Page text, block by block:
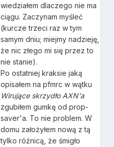
wiedziałem dlaczego nie ma
ciągu. Zaczynam myśleć
(kurcze trzeci raz w tym
samym dniu; miejmy nadzieję,
że nic złego mi się przez to
nie stanie).
Po ostatniej kraksie jaką
opisałem na pfmrc w wątku
Wirujące skrzydło AXN'a
zgubiłem gumkę od prop-
saver'a. To nie problem. W
domu założyłem nową z tą
tylko różnicą, że śmigło